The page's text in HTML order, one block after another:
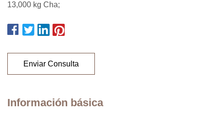
13,000 kg Cha;
Enviar Consulta
Información básica